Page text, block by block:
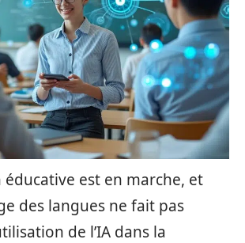
est en marche, et
des langues ne fait pas
de l’IA dans la